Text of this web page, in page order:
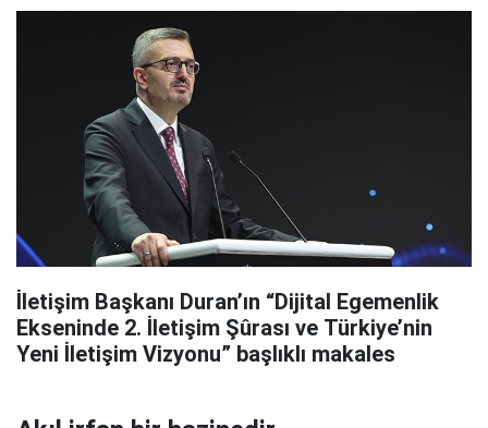
İletişim Başkanı Duran’ın “Dijital Egemenlik
Ekseninde 2. İletişim Şûrası ve Türkiye’nin
Yeni İletişim Vizyonu” başlıklı makales